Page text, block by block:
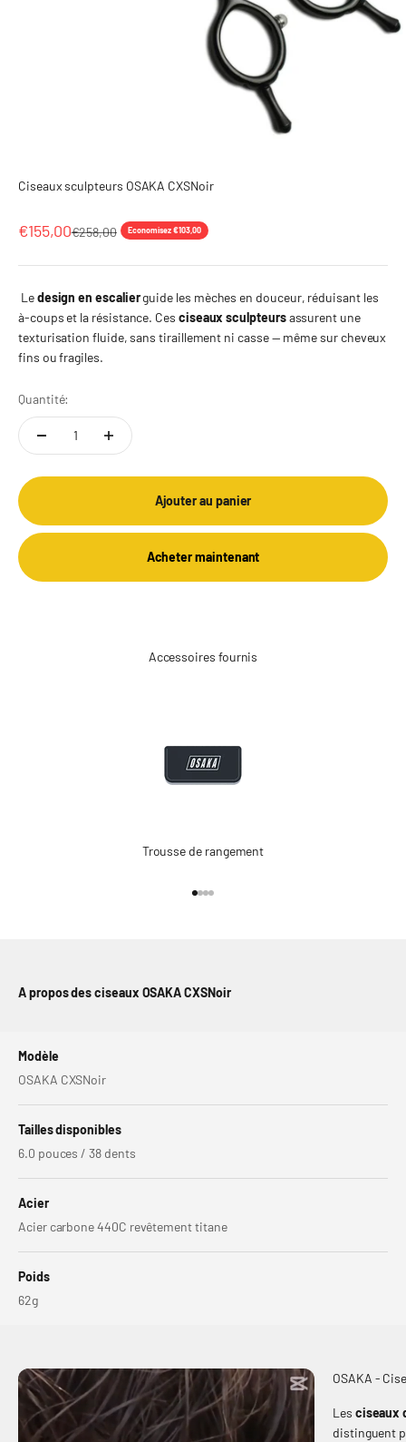
Ciseaux sculpteurs OSAKA CXSNoir
Prix de vente
€155,00Prix normal
€258,00 Economisez €103,00
Ledesign en escalierguide les mèches en douceur, réduisant les
à-coups et la résistance. Ces ciseaux sculpteursassurent une
texturisation fluide, sans tiraillement ni casse — même sur cheveux
fins ou fragiles.
Quantité:
Ajouter au panier
Acheter maintenant
Accessoires fournis
Trousse de rangement
A propos des ciseaux OSAKA CXSNoir
Modèle
OSAKA CXSNoir
Tailles disponibles
6.0 pouces / 38 dents
Acier
Acier carbone 440C revêtement titane
Poids
62g
OSAKA -
Les ciseaux
distinguent